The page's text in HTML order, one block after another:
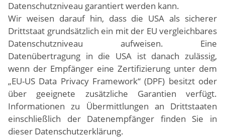
Datenschutzniveau garantiert werden kann.
Wir weisen darauf hin, dass die USA als sicherer
Drittstaat grundsätzlich ein mit der EU vergleichbares
Datenschutzniveau aufweisen. Eine
Datenübertragung in die USA ist danach zulässig,
wenn der Empfänger eine Zertifizierung unter dem
„EU-US Data Privacy Framework“ (DPF) besitzt oder
über geeignete zusätzliche Garantien verfügt.
Informationen zu Übermittlungen an Drittstaaten
einschließlich der Datenempfänger finden Sie in
dieser Datenschutzerklärung.